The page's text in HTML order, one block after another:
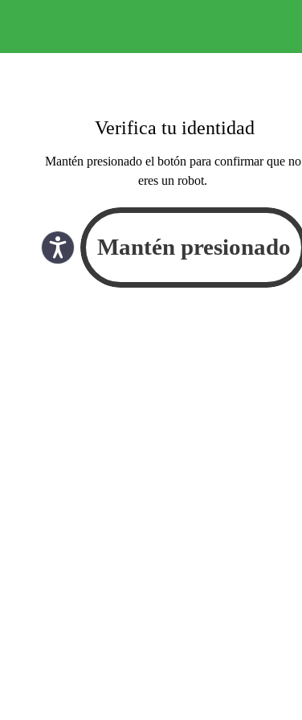
Verifica tu identidad
Mantén presionado el botón para confirmar que no
eres un robot.